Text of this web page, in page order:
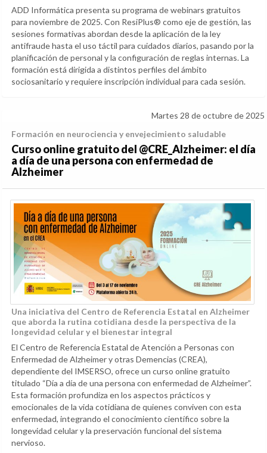
ADD Informática presenta su programa de webinars gratuitos
para noviembre de 2025. Con ResiPlus® como eje de gestión, las
sesiones formativas abordan desde la aplicación de la ley
antifraude hasta el uso táctil para cuidados diarios, pasando por la
planificación de personal y la configuración de reglas internas. La
formación está dirigida a distintos perfiles del ámbito
sociosanitario y requiere inscripción individual para cada sesión.
Martes 28 de octubre de 2025
Formación en neurociencia y envejecimiento saludable
Curso online gratuito del @CRE_Alzheimer: el día
a día de una persona con enfermedad de
Alzheimer
Una iniciativa del Centro de Referencia Estatal en Alzheimer
que aborda la rutina cotidiana desde la perspectiva de la
longevidad celular y el bienestar integral
El Centro de Referencia Estatal de Atención a Personas con
Enfermedad de Alzheimer y otras Demencias (CREA),
dependiente del IMSERSO, ofrece un curso online gratuito
titulado “Día a día de una persona con enfermedad de Alzheimer”.
Esta formación profundiza en los aspectos prácticos y
emocionales de la vida cotidiana de quienes conviven con esta
enfermedad, integrando el conocimiento científico sobre la
longevidad celular y la preservación funcional del sistema
nervioso.